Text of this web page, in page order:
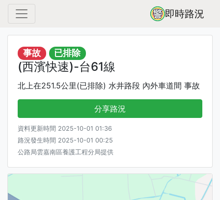
即時路況
事故 已排除
(西濱快速)-台61線
北上在251.5公里(已排除) 水井路段 內外車道間 事故
分享路況
資料更新時間 2025-10-01 01:36
路況發生時間 2025-10-01 00:25
公路局雲嘉南區養護工程分局提供